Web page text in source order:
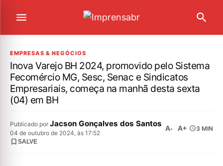
EMPRESAS & NEGÓCIOS
Inova Varejo BH 2024, promovido pelo Sistema
Fecomércio MG, Sesc, Senac e Sindicatos
Empresariais, começa na manhã desta sexta
(04) em BH
Publicado por Jacson Gonçalves dos Santos
04 de outubro de 2024, às 17:52
A- A+ 3 MIN
SALVE